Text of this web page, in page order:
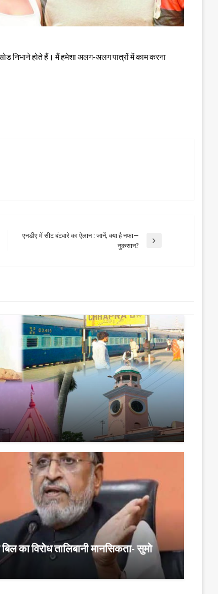
निभाने होते हैं। मैं हमेशा अलग-अलग पात्रों में काम करना
एनडीए में सीट बंटवारे का ऐलान : जानें, क्या है नफा—
नुकसान?
का विरोध तालिबानी मानसिकता- सुमो